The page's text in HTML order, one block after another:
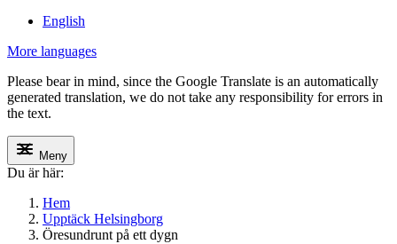
English
More languages
Please bear in mind, since the Google Translate is an automatically
generated translation, we do not take any responsibility for errors in
the text.
Meny
Du är här:
Hem
Upptäck Helsingborg
Öresundrunt på ett dygn